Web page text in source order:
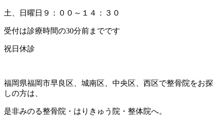
土、日曜日９：００～１４：３０
受付は診療時間の30分前までです
祝日休診
福岡県福岡市早良区、城南区、中央区、西区で整骨院をお探
しの方は、
是非みのる整骨院・はりきゅう院・整体院へ。